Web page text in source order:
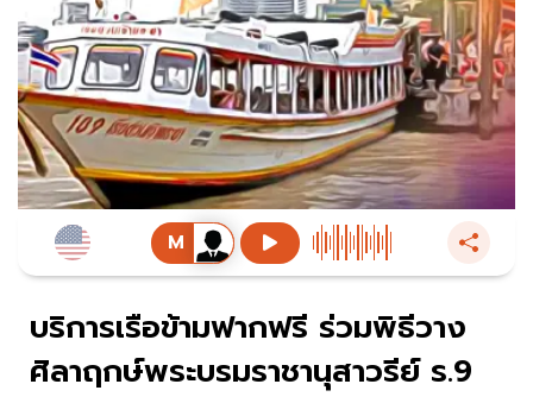
บริการเรือข้ามฟากฟรี ร่วมพิธีวาง
ศิลาฤกษ์พระบรมราชานุสาวรีย์ ร.9